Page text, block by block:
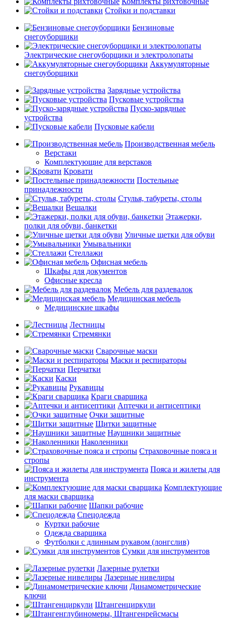
Стойки и подставки
Бензиновые
снегоуборщики
Электрические снегоуборщики и электролопаты
Аккумуляторные
снегоуборщики
Зарядные устройства
Пусковые устройства
Пуско-зарядные
устройства
Пусковые кабели
Производственная мебель
Верстаки
Комплектующие для верстаков
Кровати
Постельные
принадлежности
Стулья, табуреты, столы
Вешалки
Этажерки,
полки для обуви, банкетки
Уличные щетки для обуви
Умывальники
Стеллажи
Офисная мебель
Шкафы для документов
Офисные кресла
Мебель для раздевалок
Медицинская мебель
Медицинские шкафы
Лестницы
Стремянки
Сварочные маски
Маски и респираторы
Перчатки
Каски
Рукавицы
Краги сварщика
Аптечки и антисептики
Очки защитные
Щитки защитные
Наушники защитные
Наколенники
Страховочные пояса и
стропы
Пояса и жилеты для
инструмента
Комплектующие
для маски сварщика
Шапки рабочие
Спецодежда
Куртки рабочие
Одежда сварщика
Футболки с длинным рукавом (лонгслив)
Сумки для инструментов
Лазерные рулетки
Лазерные нивелиры
Динамометрические
ключи
Штангенциркули